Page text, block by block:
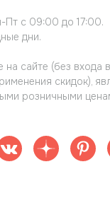
Пт с 09:00 до 17:00.
дни.
на сайте (без входа
скидок),
розничными